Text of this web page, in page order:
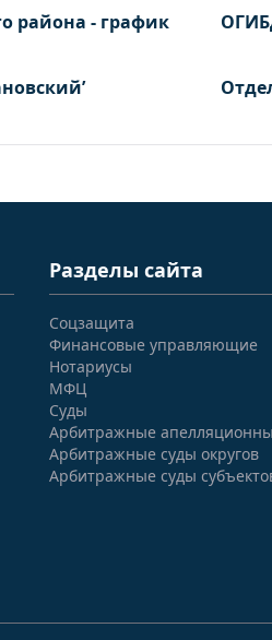
района - график
Разделы сайта
Соцзащита
Финансовые управляющие
Нотариусы
МФЦ
Суды
Арбитражные
Арбитражные суды округов
Арбитражные суды